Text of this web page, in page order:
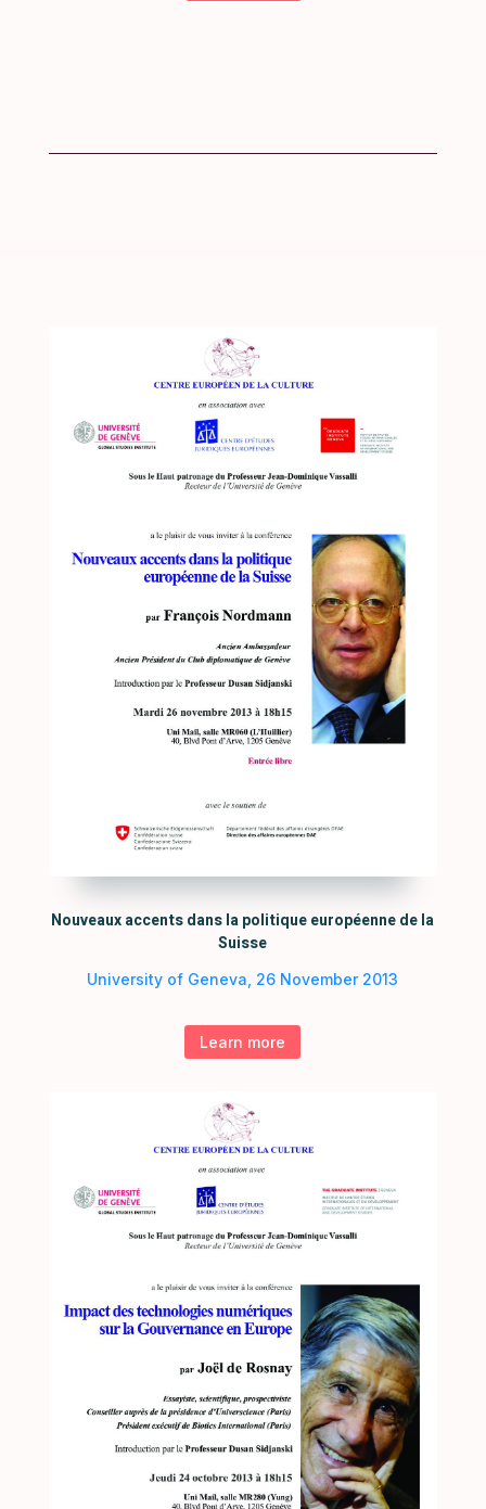
Nouveaux accents dans la politique européenne de la
Suisse
University of Geneva, 26 November 2013
Learn more